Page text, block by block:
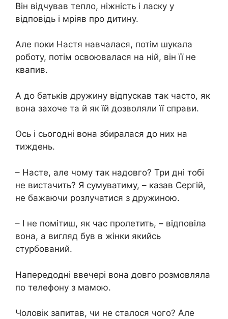
Він відчував тепло, ніжність і ласку у
відповідь і мріяв про дитину.
Але поки Настя навчалася, потім шукала
роботу, потім освоювалася на ній, він її не
квапив.
А до батьків дружину відпускав так часто, як
вона захоче та й як їй дозволяли її справи.
Ось і сьогодні вона збиралася до них на
тиждень.
– Насте, але чому так надовго? Три дні тобі
не вистачить? Я сумуватиму, – казав Сергій,
не бажаючи розлучатися з дружиною.
– І не помітиш, як час пролетить, – відповіла
вона, а вигляд був в жінки якийсь
стурбований.
Напередодні ввечері вона довго розмовляла
по телефону з мамою.
Чоловік запитав, чи не сталося чого? Але